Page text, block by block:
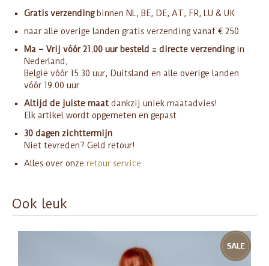
Gratis verzendingbinnen NL, BE, DE, AT, FR, LU & UK
naar alle overige landen gratis verzending vanaf € 250
Ma – Vrij vóór 21.00 uur besteld = directe verzendingin
Nederland,
België vóór 15.30 uur, Duitsland en alle overige landen
vóór 19.00 uur
Altijd de juiste maat dankzij uniek maatadvies!
Elk artikel wordt opgemeten en gepast
30 dagen zichttermijn
Niet tevreden? Geld retour!
Alles over onze retour service
Ook leuk